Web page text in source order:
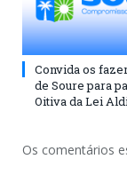
Convida os
de Soure para
Oitiva da Lei
Os comentários